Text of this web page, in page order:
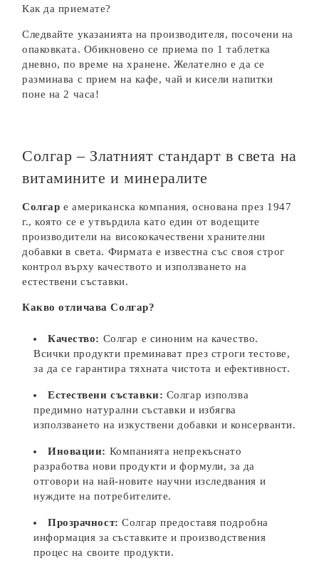
Как да приемате?
Следвайте указанията на производителя, посочени на
опаковката. Обикновено се приема по 1 таблетка
дневно, по време на хранене. Желателно е да се
разминава с прием на кафе, чай и кисели напитки
поне на 2 часа!
Солгар – Златният стандарт в света на
витамините и минералите
Солгар е американска компания, основана през 1947
г., която се е утвърдила като един от водещите
производители на висококачествени хранителни
добавки в света. Фирмата е известна със своя строг
контрол върху качеството и използването на
естествени съставки.
Какво отличава Солгар?
Качество: Солгар е синоним на качество.
Всички продукти преминават през строги тестове,
за да се гарантира тяхната чистота и ефективност.
Естествени съставки: Солгар използва
предимно натурални съставки и избягва
използването на изкуствени добавки и консерванти.
Иновации: Компанията непрекъснато
разработва нови продукти и формули, за да
отговори на най-новите научни изследвания и
нуждите на потребителите.
Прозрачност: Солгар предоставя подробна
информация за съставките и производствения
процес на своите продукти.